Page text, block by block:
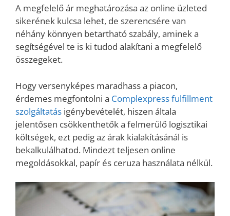
A megfelelő ár meghatározása az online üzleted
sikerének kulcsa lehet, de szerencsére van
néhány könnyen betartható szabály, aminek a
segítségével te is ki tudod alakítani a megfelelő
összegeket.
Hogy versenyképes maradhass a piacon,
érdemes megfontolni a Complexpress fulfillment
szolgáltatás igénybevételét, hiszen általa
jelentősen csökkenthetők a felmerülő logisztikai
költségek, ezt pedig az árak kialakításánál is
bekalkulálhatod. Mindezt teljesen online
megoldásokkal, papír és ceruza használata nélkül.